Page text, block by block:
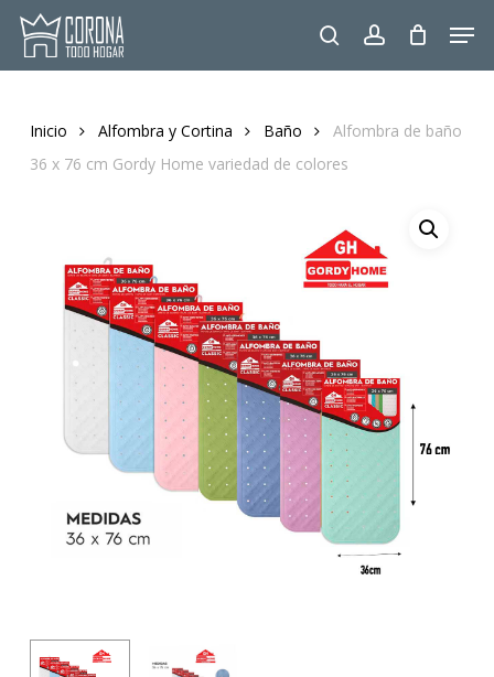
Skip
main
searchaccount
Inicio Alfombra y Cortina Baño
Alfombra de baño
36 x 76 cm Gordy Home variedad de colores